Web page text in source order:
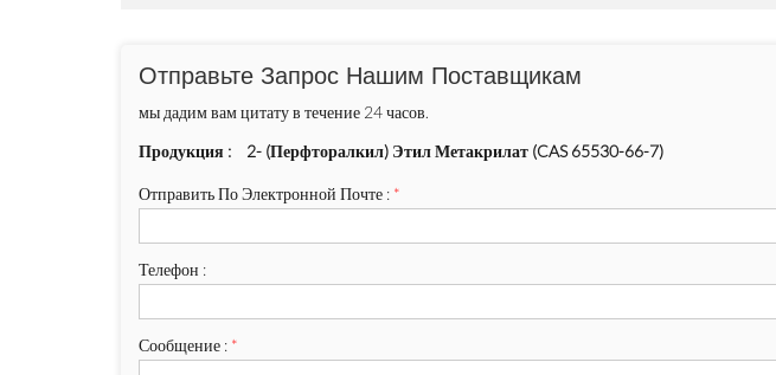
Отправьте Запрос Нашим Поставщикам
мы дадим вам цитату в течение 24 часов.
Продукция :
2- (перфторалкил) Этил Метакрилат (CAS 65530-66-7)
Отправить По Электронной Почте : *
Телефон :
Сообщение : *